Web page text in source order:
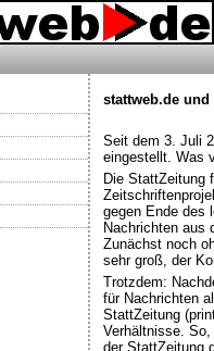
stattweb.de
Seit dem 3. Juli
eingestellt. Was
Die StattZeitung
gegen Ende des
Nachrichten aus
Zunächst noch
sehr groß, der
Trotzdem:
für Nachrichten
StattZeitung
Verhältnisse.
der StattZeitung